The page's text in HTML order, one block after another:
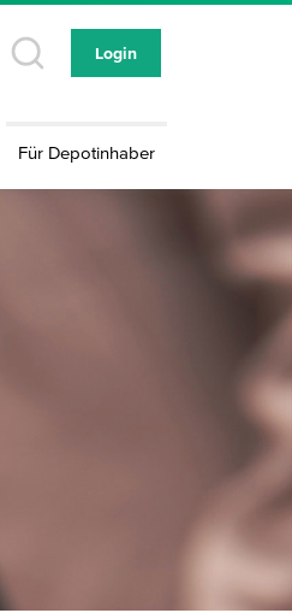
Login
Für Depotinhaber